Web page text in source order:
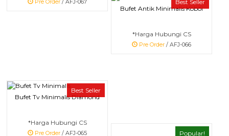
Pre Order / AFJ-067
Best Seller
Bufet Antik Minimalis Koboi
*Harga Hubungi CS
Pre Order / AFJ-066
Best Seller
Bufet Tv Minimalis Diamond
*Harga Hubungi CS
Pre Order / AFJ-065
Popular!